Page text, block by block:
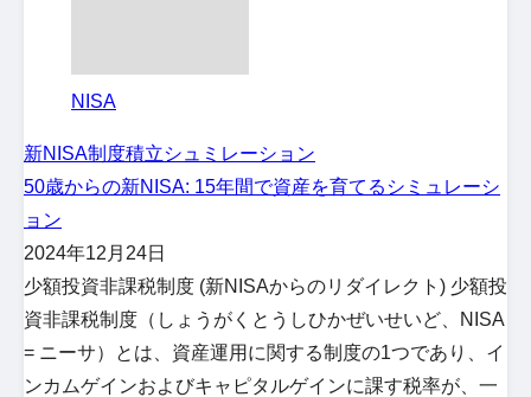
NISA
新NISA制度積立シュミレーション
50歳からの新NISA: 15年間で資産を育てるシミュレーシ
ョン
2024年12月24日
少額投資非課税制度 (新NISAからのリダイレクト) 少額投
資非課税制度（しょうがくとうしひかぜいせいど、NISA
= ニーサ）とは、資産運用に関する制度の1つであり、イ
ンカムゲインおよびキャピタルゲインに課す税率が、一